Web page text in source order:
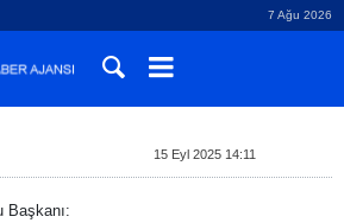
7 Ağu 2026
15 Eyl 2025 14:11
Başkanı: